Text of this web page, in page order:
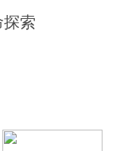
探索